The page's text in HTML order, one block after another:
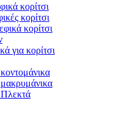
κορίτσι
κορίτσι
κορίτσι
για κορίτσι